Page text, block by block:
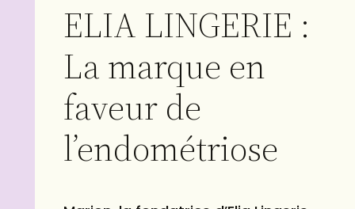
ELIA LINGERIE :
La marque en
faveur de
l’endométriose